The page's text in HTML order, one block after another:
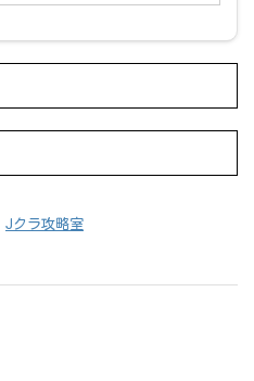
Jクラ攻略室